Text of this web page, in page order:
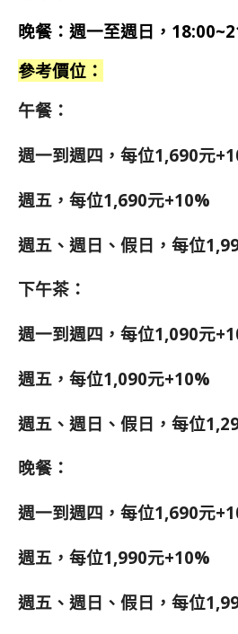
晚餐：週一至週日，
參考價位：
午餐：
週一到週四，每位1,690元
週五，每位1,690元+10%
週五、週日、假日，每位
下午茶：
週一到週四，每位1,090元
週五，每位1,090元+10%
週五、週日、假日，每位
晚餐：
週一到週四，每位1,690元
週五，每位1,990元+10%
週五、週日、假日，每位